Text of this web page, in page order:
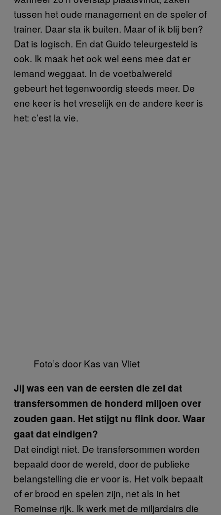
tussen het oude management en de speler of
trainer. Daar sta ik buiten. Maar of ik blij ben?
Dat is logisch. En dat Guido teleurgesteld is
ook. Ik maak het ook wel eens mee dat er
iemand weggaat. In de voetbalwereld
gebeurt het tegenwoordig steeds meer. De
ene keer is het vreselijk en de andere keer is
het: c’est la vie.
Foto’s door Kas van Vliet
Jij was een van de eersten die zei dat
transfersommen de honderd miljoen over
zouden gaan. Het stijgt nu flink door. Waar
gaat dat eindigen?
Dat eindigt niet. De transfersommen worden
bepaald door de wereld, door de publieke
belangstelling die er voor is. Het volk bepaalt
of er brood en spelen zijn, net als in het
Romeinse rijk. Ik werk met de miljardairs die